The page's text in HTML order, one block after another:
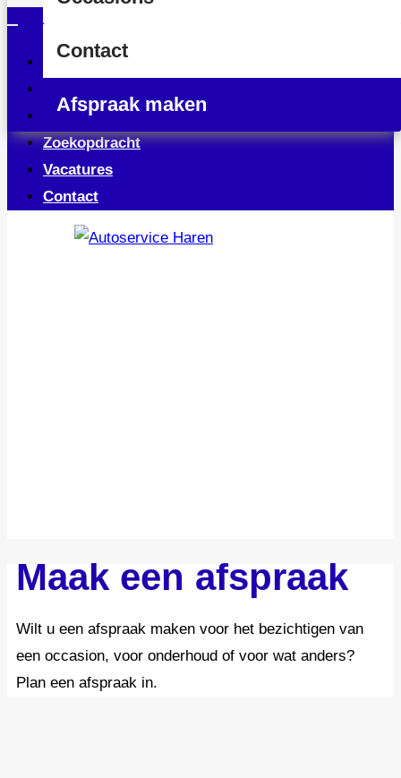
Home
Service & Onderhoud
Zoekopdracht
Vacatures
Contact
Contact
Afspraak maken
Maak een afspraak
Wilt u een afspraak maken voor het bezichtigen van
een occasion, voor onderhoud of voor wat anders?
Plan een afspraak in.